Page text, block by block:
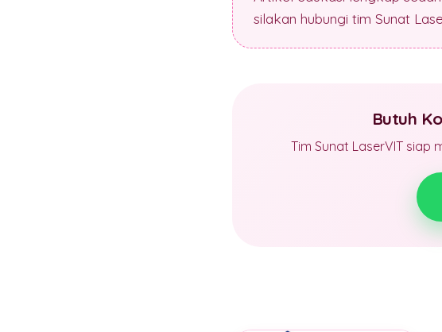
silakan hubungi tim Sunat
Butuh
Tim Sunat LaserVIT siap